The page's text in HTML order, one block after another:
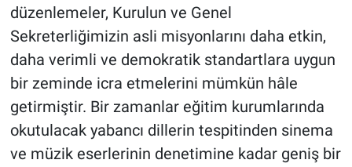
düzenlemeler, Kurulun ve Genel
Sekreterliğimizin asli misyonlarını daha etkin,
daha verimli ve demokratik standartlara uygun
bir zeminde icra etmelerini mümkün hâle
getirmiştir. Bir zamanlar eğitim kurumlarında
okutulacak yabancı dillerin tespitinden sinema
ve müzik eserlerinin denetimine kadar geniş bir